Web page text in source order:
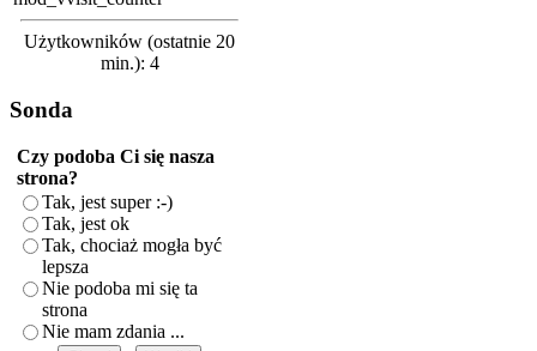
Użytkowników (ostatnie 20
min.): 4
Sonda
Czy podoba Ci się nasza
strona?
Tak, jest super :-)
Tak, jest ok
Tak, chociaż mogła być
lepsza
Nie podoba mi się ta
strona
Nie mam zdania ...